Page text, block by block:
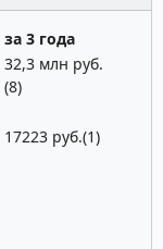
за 3 года
32,3 млн руб.
(8)
17223 руб.(1)